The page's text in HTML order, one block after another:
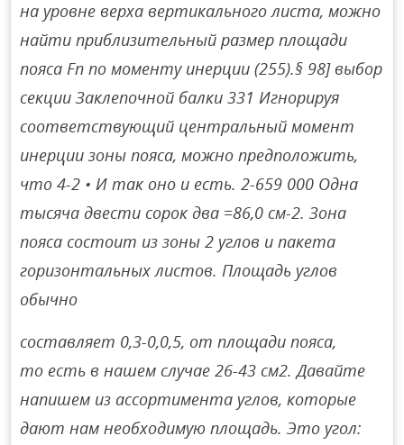
на уровне верха вертикального листа, можно
найти приблизительный размер площади
пояса Fn по моменту инерции (255).§ 98] выбор
секции Заклепочной балки 331 Игнорируя
соответствующий центральный момент
инерции зоны пояса, можно предположить,
что 4-2 • И так оно и есть. 2-659 000 Одна
тысяча двести сорок два =86,0 см-2. Зона
пояса состоит из зоны 2 углов и пакета
горизонтальных листов. Площадь углов
обычно
составляет 0,3-0,0,5, от площади пояса,
то есть в нашем случае 26-43 см2. Давайте
напишем из ассортимента углов, которые
дают нам необходимую площадь. Это угол: